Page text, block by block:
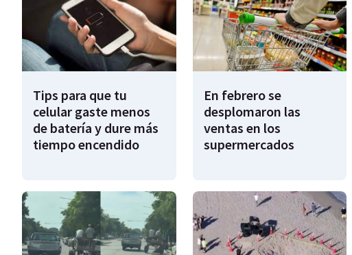
Tips para que tu
celular gaste menos
de batería y dure más
tiempo encendido
En febrero se
desplomaron las
ventas en los
supermercados